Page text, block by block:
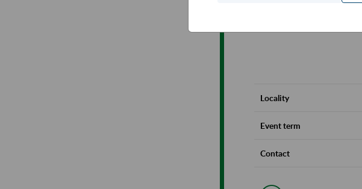
Locality
Event term
Contact